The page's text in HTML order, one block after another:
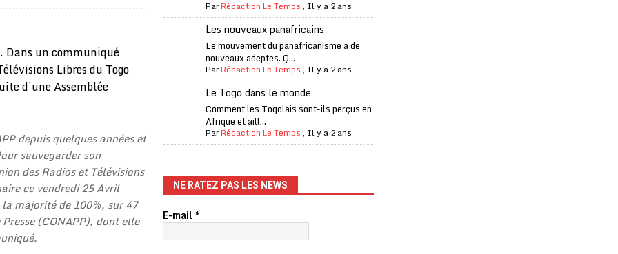
financière
ECONOMIE
et de l’AC Milan, est mort à 66 ans
A LA UNE
à «l’unanimité» d’un boycott des Coupes du monde
International exige une enquête
Eléphants de Côte d’Ivoire
A LA UNE
renforcés pour éviter la triche aux soutiens-gorge sur le contre-la-
Dans un communiqué
Libres du Togo
d’une Assemblée
depuis quelques années et
sauvegarder son
des Radios et Télévisions
ce vendredi 25 Avril
majorité de 100%, sur 47
(CONAPP), dont elle
ParRédaction Le Temps , Il y a 2 ans
Les nouveaux panafricains
Le mouvement du panafricanisme a de
nouveaux adeptes. Q...
ParRédaction Le Temps , Il y a 2 ans
Le Togo dans le monde
Comment les Togolais sont-ils perçus en
Afrique et aill...
ParRédaction Le Temps , Il y a 2 ans
NE RATEZ PAS LES NEWS
E-mail*